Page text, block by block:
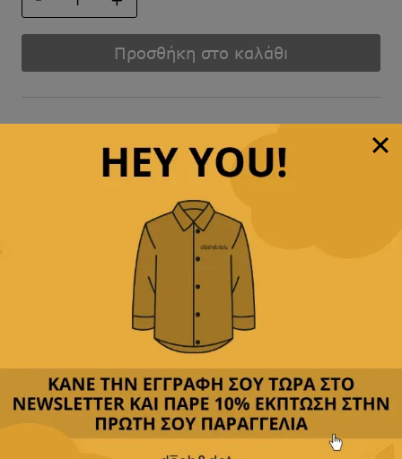
ΓΡΑΒΑΤΑΣ
Προσθήκη στο καλάθι
Παρέχουμε δωρεάν μεταφορικά με αγορές άνω των
Περιγραφή
Κριτικές(0)
Αποστολή & Επιστροφές